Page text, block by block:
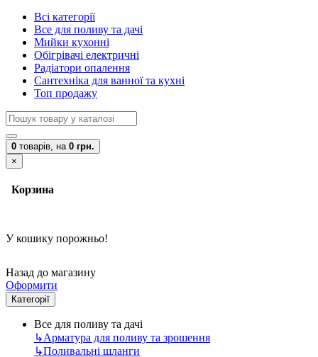
Всі категорії
Все для поливу та дачі
Мийки кухонні
Обігрівачі електричні
Радіатори опалення
Сантехніка для ванної та кухні
Топ продажу
0 товарів, на 0 грн.
×
Корзина
У кошику порожньо!
Назад до магазину
Оформити
Категорії
Все для поливу та дачі
↳Арматура для поливу та зрошення
↳Поливальні шланги